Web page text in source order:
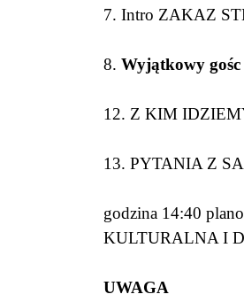
7. Intro ZAKAZ
8. Wyjątkowy
12. Z KIM
13. PYTANIA Z
godzina 14:40
KULTURALNA I
UWAGA